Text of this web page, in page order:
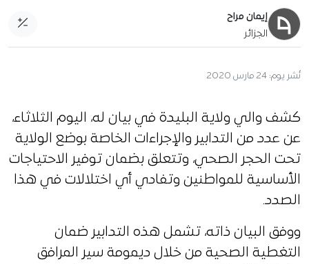
إيمان مراح
الجزائر
نُشر يوم: 24 مارس 2020
كشف والي ولاية البليدة في بيان له، اليوم الثلاثاء،
عن عدد من التدابير والإجراءات الخاصة بوضع الولاية
تحت الحجر الصحي، وتتعلق بضمان توفير الاحتياجات
الأساسية للمواطنين وتفادي أي اختلالات في هذا
الصدد.
ووفق البيان ذاته، تشمل هذه التدابير ضمان
التغطية الصحية من خلال ديمومة سير المرافق